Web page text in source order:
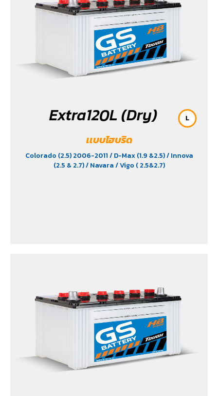
Extra120L (Dry)
เเบบไฮบริด
Colorado (2.5) 2006-2011/ D-Max (1.9 &2.5)/ Innova
(2.5 & 2.7)/ Navara/ Vigo ( 2.5&2.7)
L